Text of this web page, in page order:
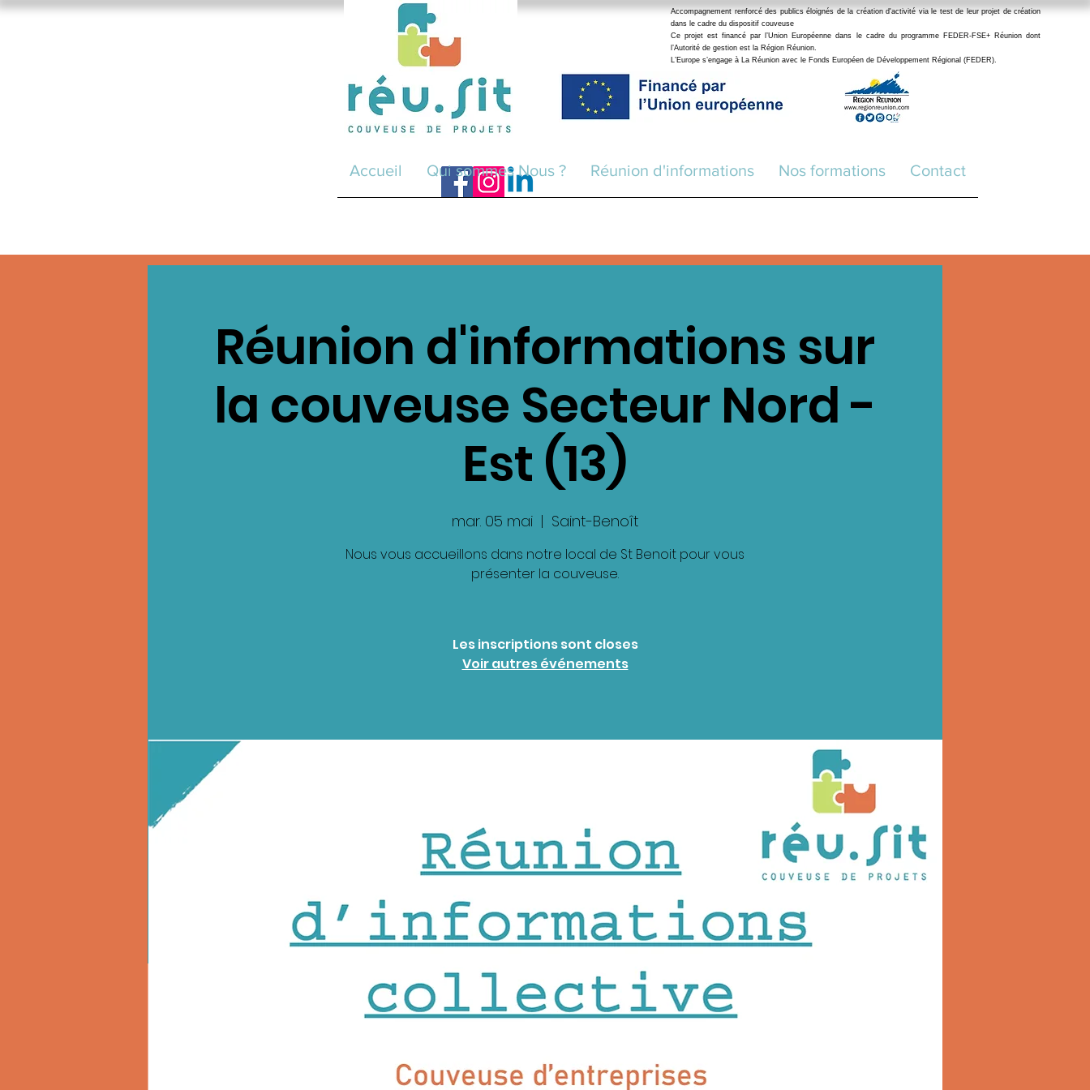
Accueil Qui sommes Nous ? Réunion d'informations Nos formations Contact
Accompagnement renforcé des publics éloignés de la création d'activité via le test de leur projet de création
dans le cadre du dispositif couveuse
Ce projet est financé par l’Union Européenne dans le cadre du programme FEDER-FSE+ Réunion dont
l’Autorité de gestion est la Région Réunion.
L’Europe s’engage à La Réunion avec le Fonds Européen de Développement Régional (FEDER).
Réunion d'informations sur
la couveuse Secteur Nord -
Est (13)
mar. 05 mai
  |
Saint-Benoît
Nous vous accueillons dans notre local de St Benoit pour vous
présenter la couveuse.
Les inscriptions sont closes
Voir autres événements